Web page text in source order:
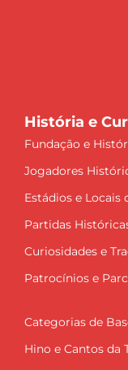
História e
Fundação e
Jogadores
Estádios e Locais
Partidas
Curiosidades e
Patrocínios e
Categorias de
Hino e Cantos da